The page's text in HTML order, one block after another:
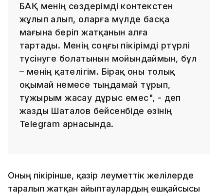
БАҚ менің сөздерімді контекстен
жұлып алып, оларға мүлде басқа
мағына беріп жатқанын алға
тартады. Менің соңғы пікірімді әртүрлі
түсінуге болатынын мойындаймын, бұл
– менің қателігім. Бірақ оны толық
оқымай немесе тыңдамай тұрып,
тұжырым жасау дұрыс емес", - деп
жазды Шаталов бейсенбіде өзінің
Telegram арнасында.
Оның пікірінше, қазір әлеуметтік желілерде
таралып жатқан айыптаулардың ешқайсысы